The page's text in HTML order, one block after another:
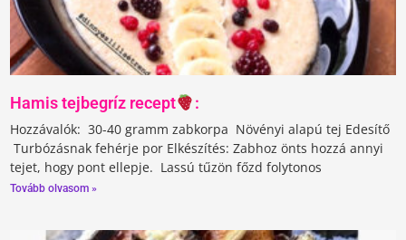
Hamis tejbegríz recept :
Hozzávalók:⁣⁣ 30-40 gramm zabkorpa⁣⁣ Növényi alapú tej⁣⁣ Edesítő⁣⁣
Turbózásnak fehérje por⁣⁣ Elkészítés:⁣⁣ Zabhoz önts hozzá annyi
tejet, hogy pont ellepje. ⁣⁣ Lassú tűzön főzd folytonos
Tovább olvasom »